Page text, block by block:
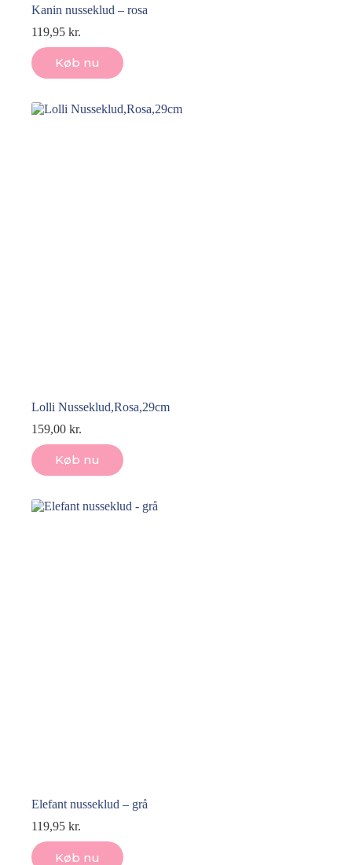
Kanin nusseklud – rosa
119,95 kr.
Køb nu
Lolli Nusseklud,Rosa,29cm
159,00 kr.
Køb nu
Elefant nusseklud – grå
119,95 kr.
Køb nu